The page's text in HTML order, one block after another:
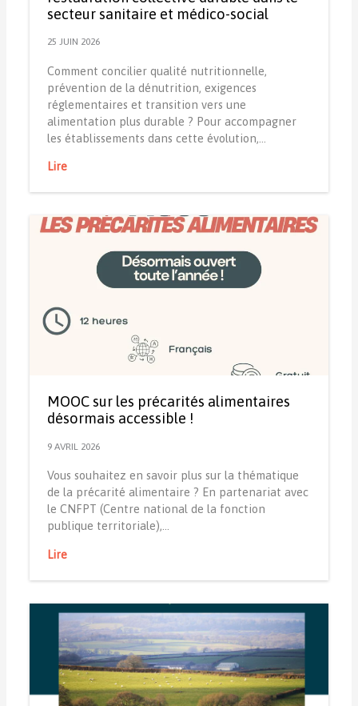
secteur sanitaire et médico-social
25 JUIN 2026
Comment concilier qualité nutritionnelle,
prévention de la dénutrition, exigences
réglementaires et transition vers une
alimentation plus durable ? Pour accompagner
les établissements dans cette évolution,…
Lire
MOOC sur les précarités alimentaires
désormais accessible !
9 AVRIL 2026
Vous souhaitez en savoir plus sur la thématique
de la précarité alimentaire ? En partenariat avec
le CNFPT (Centre national de la fonction
publique territoriale),…
Lire